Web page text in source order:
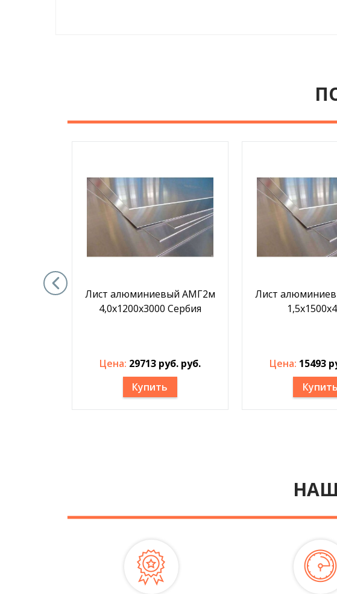
Лист алюминиевый АМГ2м
4,0х1200х3000 Сербия
Цена: 29713 руб. руб.
Купить
Лист
Цена: 15493
Купить